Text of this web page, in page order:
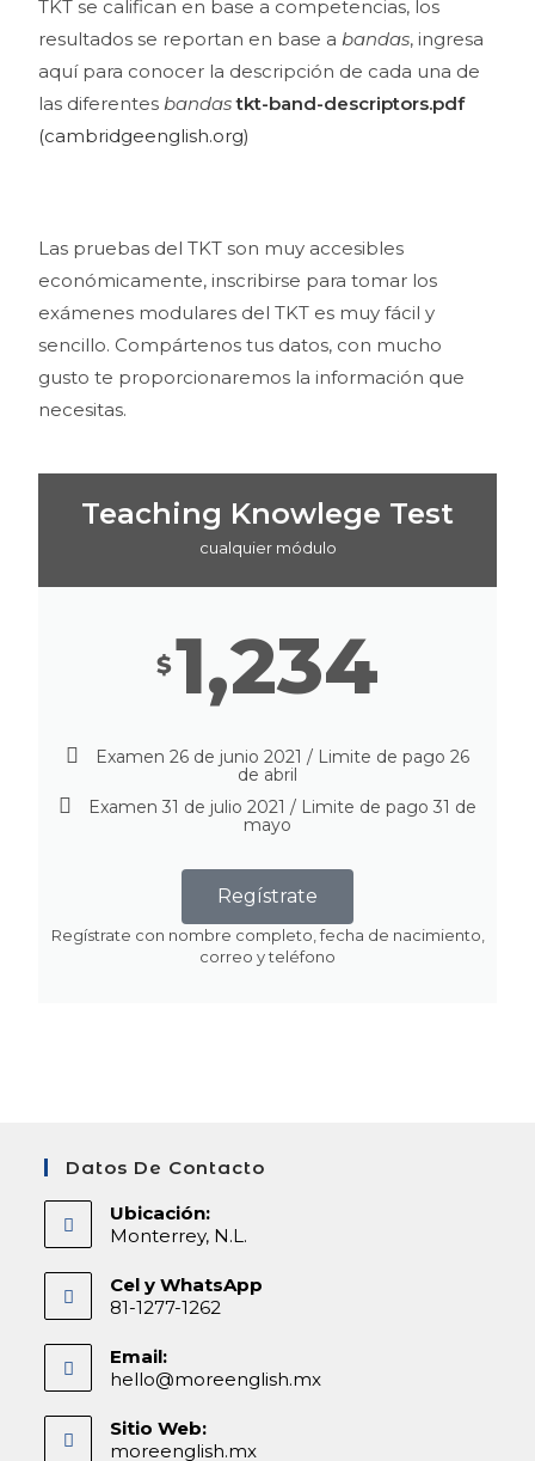
TKT se califican en base a competencias, los
resultados se reportan en base abandas, ingresa
aquí para conocer la descripción de cada una de
las diferentesbandas tkt-band-descriptors.pdf
(cambridgeenglish.org)
Las pruebas del TKT son muy accesibles
económicamente, inscribirse para tomar los
exámenes modulares del TKT es muy fácil y
sencillo. Compártenos tus datos, con mucho
gusto te proporcionaremos la información que
necesitas.
Teaching Knowlege Test
cualquier módulo
$1,234
Examen 26 de junio 2021 / Limite de pago 26
de abril
Examen 31 de julio 2021 / Limite de pago 31 de
mayo
Regístrate
Regístrate con nombre completo, fecha de nacimiento,
correo y teléfono
Datos De Contacto
Ubicación:
Monterrey, N.L.
Cel y WhatsApp
81-1277-1262
Email:
hello@moreenglish.mx
Sitio Web:
moreenglish.mx